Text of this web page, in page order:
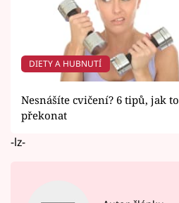
DIETY A HUBNUTÍ
Nesnášíte cvičení? 6 tipů, jak to
překonat
-lz-